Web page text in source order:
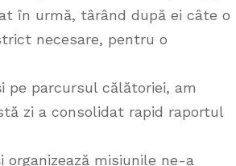
în urmă, târând după ei câte o
necesare, pentru o
pe parcursul călătoriei, am
zi a consolidat rapid raportul
misiunile ne-a